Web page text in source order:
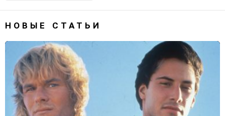
НОВЫЕ СТАТЬИ